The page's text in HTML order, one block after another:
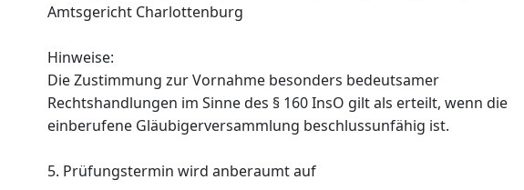
Amtsgericht Charlottenburg
Hinweise:
Die Zustimmung zur Vornahme besonders bedeutsamer
Rechtshandlungen im Sinne des § 160 InsO gilt als erteilt, wenn die
einberufene Gläubigerversammlung beschlussunfähig ist.
5. Prüfungstermin wird anberaumt auf